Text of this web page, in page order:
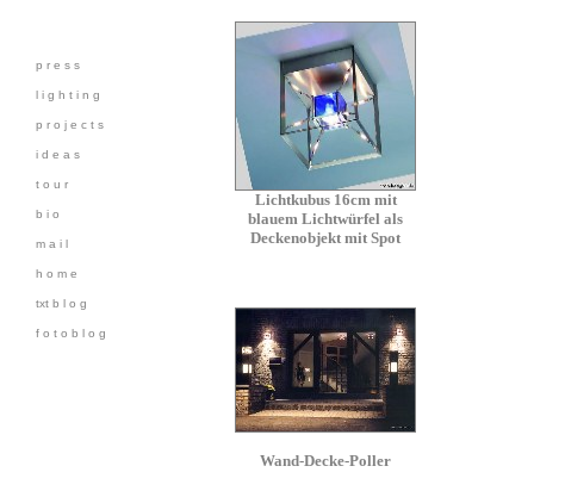
p r e s s
l i g h t i n g
p r o j e c t s
i d e a s
t o u r
b i o
m a i l
h o m e
txt b l o g
f o t o b l o g
Lichtkubus 16cm mit
blauem Lichtwürfel als
Deckenobjekt mit Spot
Wand-Decke-Poller